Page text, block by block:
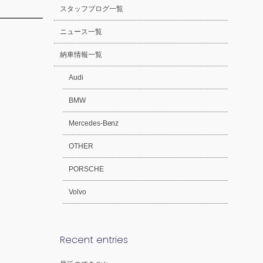
スタッフブログ一覧
ニュース一覧
納車情報一覧
Audi
BMW
Mercedes-Benz
OTHER
PORSCHE
Volvo
Recent entries